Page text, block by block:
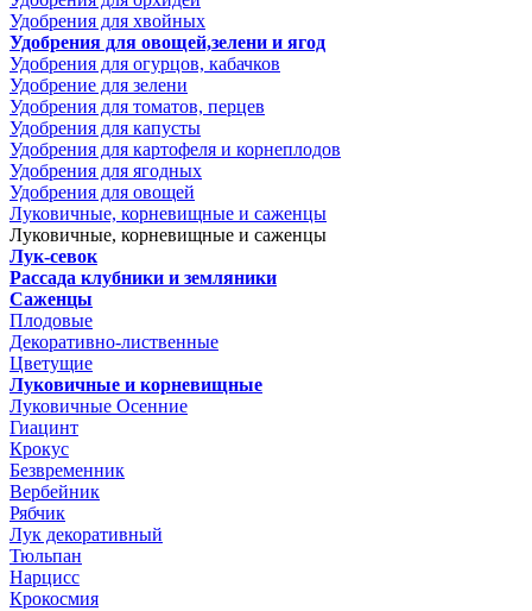
Удобрения для хвойных
Удобрения для овощей,зелени и ягод
Удобрения для огурцов, кабачков
Удобрение для зелени
Удобрения для томатов, перцев
Удобрения для капусты
Удобрения для картофеля и корнеплодов
Удобрения для ягодных
Удобрения для овощей
Луковичные, корневищные и саженцы
Луковичные, корневищные и саженцы
Лук-севок
Рассада клубники и земляники
Саженцы
Плодовые
Декоративно-лиственные
Цветущие
Луковичные и корневищные
Луковичные Осенние
Гиацинт
Крокус
Безвременник
Вербейник
Рябчик
Лук декоративный
Тюльпан
Нарцисс
Крокосмия